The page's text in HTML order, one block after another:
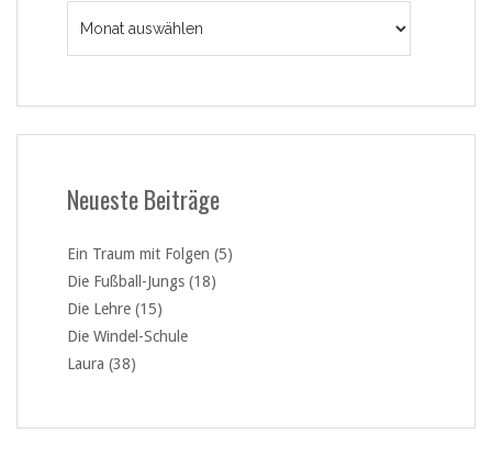
Neueste Beiträge
Ein Traum mit Folgen (5)
Die Fußball-Jungs (18)
Die Lehre (15)
Die Windel-Schule
Laura (38)